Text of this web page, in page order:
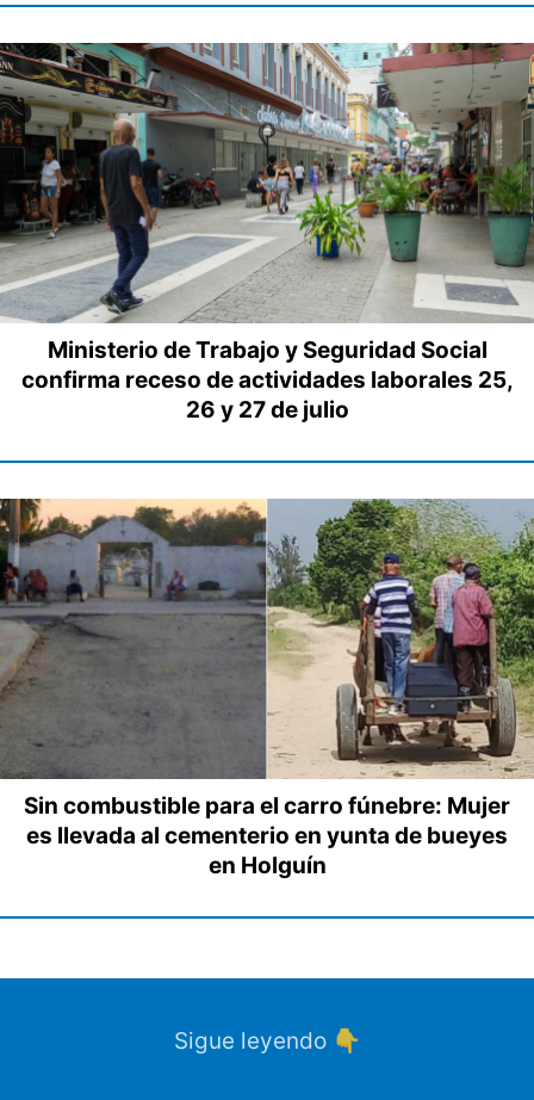
Ministerio de Trabajo y Seguridad Social
confirma receso de actividades laborales 25,
26 y 27 de julio
Sin combustible para el carro fúnebre: Mujer
es llevada al cementerio en yunta de bueyes
en Holguín
Sigue leyendo 👇